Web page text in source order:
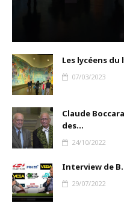
Les lycéens
07/03/2023
Claude
des...
24/10/2022
Interview de
29/07/2022